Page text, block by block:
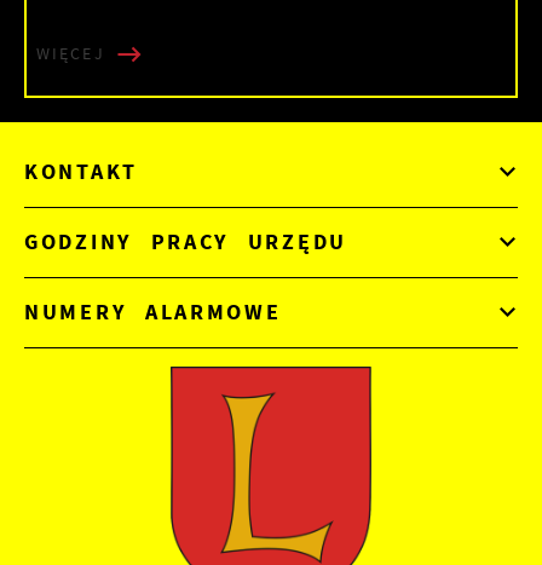
WIĘCEJ
KONTAKT
GODZINY PRACY URZĘDU
NUMERY ALARMOWE